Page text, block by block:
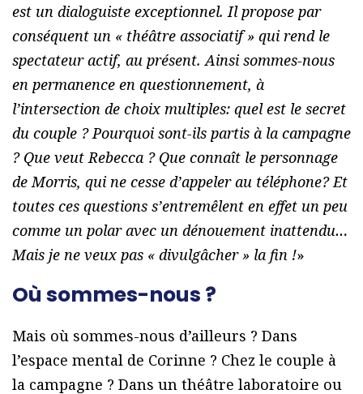
est un dialoguiste exceptionnel. Il propose par
conséquent un « théâtre associatif » qui rend le
spectateur actif, au présent. Ainsi sommes-nous
en permanence en questionnement, à
l’intersection de choix multiples: quel est le secret
du couple ? Pourquoi sont-ils partis à la campagne
? Que veut Rebecca ? Que connaît le personnage
de Morris, qui ne cesse d’appeler au téléphone? Et
toutes ces questions s’entremêlent en effet un peu
comme un polar avec un dénouement inattendu…
Mais je ne veux pas « divulgâcher » la fin !»
Où sommes-nous ?
Mais où sommes-nous d’ailleurs ? Dans
l’espace mental de Corinne ? Chez le couple à
la campagne ? Dans un théâtre laboratoire ou